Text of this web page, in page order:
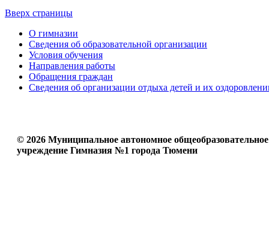
Вверх страницы
О гимназии
Сведения об образовательной организации
Условия обучения
Направления работы
Обращения граждан
Сведения об организации отдыха детей и их
© 2026 Муниципальное автономное общеобразовательное
учреждение Гимназия №1 города Тюмени